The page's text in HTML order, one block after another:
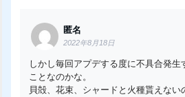
匿名
2022年8月18日
しかし毎回アプデする度に不具合発生
ことなのかな。
貝殻、花束、シャードと火種貰えない